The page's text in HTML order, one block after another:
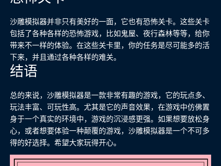
沙雕模拟器并非只有美好的一面，它也有恐怖关卡。这些关卡
包括了各种各样的恐怖游戏，比如鬼屋、夜行森林等等，给你
带来不一样的体验。在这些关卡里，你的任务是尽可能多的活
下来，并且通过各种各样的难关。
结语
总的来说，沙雕模拟器是一款非常有趣的游戏，它的玩点多、
玩法丰富、可玩性高。尤其是它的声音效果，在游戏中仿佛置
身于一个真实的环境中，游戏的沉浸感更强。如果想要放松身
心，或者想要体验一种颠覆的游戏，沙雕模拟器是一个不可多
得的好选择。希望大家玩得开心。